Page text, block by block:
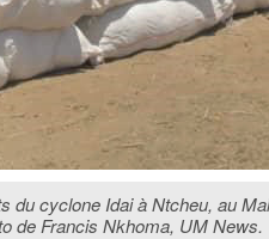
cyclone Idai à Ntcheu, au
de Francis Nkhoma, UM News.